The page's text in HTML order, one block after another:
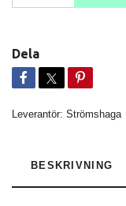
Dela
Leverantör: Strömshaga
BESKRIVNING